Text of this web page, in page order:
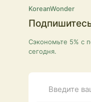
KoreanWonder
Сэкономьте 5% с
сегодня.